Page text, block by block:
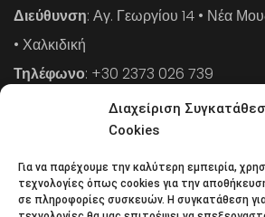
Διαχείριση
Cookies
Για να παρέχουμε την καλύτερη εμπειρία,
τεχνολογίες όπως cookies για την
σε πληροφορίες συσκευών. Η συγκατάθεση
Διεύθυνση: Αγ. Γεωργίου 14 • Νέα
• Χαλκιδική
Τηλέφωνο: +30 2373 026 739
: +30 2373 026 739
: info@cpaa.gr
NEWSLETTER